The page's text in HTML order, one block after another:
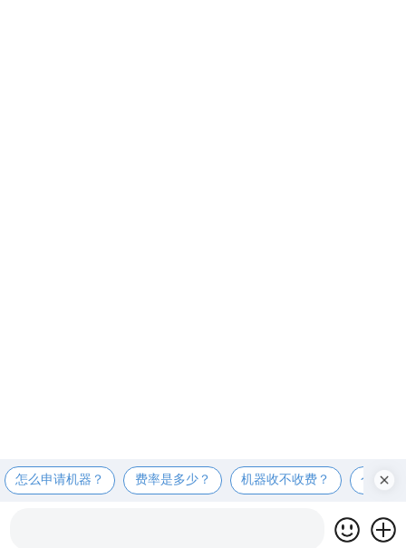
怎么申请机器？ 费率是多少？ 机器收不收费？ 个人可